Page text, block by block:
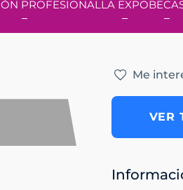
PROFESIONALLA EXPO
Me
VER